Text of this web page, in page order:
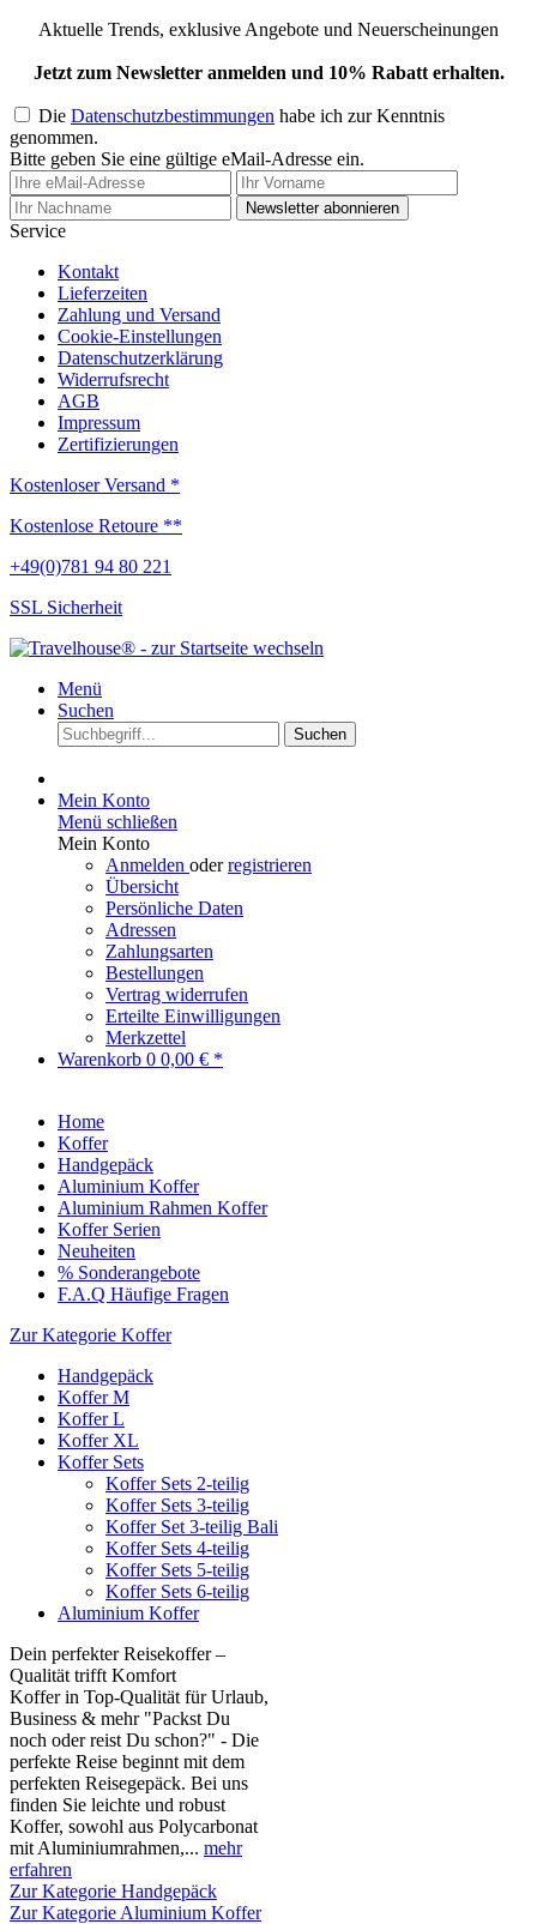
Aktuelle Trends, exklusive Angebote und Neuerscheinungen
Jetzt zum Newsletter anmelden und 10% Rabatt erhalten.
Die Datenschutzbestimmungen habe ich zur Kenntnis
genommen.
Bitte geben Sie eine gültige eMail-Adresse ein.
Newsletter abonnieren
Service
Kontakt
Lieferzeiten
Zahlung und Versand
Cookie-Einstellungen
Datenschutzerklärung
Widerrufsrecht
AGB
Impressum
Zertifizierungen
Kostenloser Versand *
Kostenlose Retoure **
+49(0)781 94 80 221
SSL Sicherheit
Menü
Suchen
Suchen
Mein Konto
Menü schließen
Mein Konto
Anmelden oderregistrieren
Übersicht
Persönliche Daten
Adressen
Zahlungsarten
Bestellungen
Vertrag widerrufen
Erteilte Einwilligungen
Merkzettel
Warenkorb 0 0,00 € *
Home
Koffer
Handgepäck
Aluminium Koffer
Aluminium Rahmen Koffer
Koffer Serien
Neuheiten
% Sonderangebote
F.A.Q Häufige Fragen
Zur Kategorie Koffer
Handgepäck
Koffer M
Koffer L
Koffer XL
Koffer Sets
Koffer Sets 2-teilig
Koffer Sets 3-teilig
Koffer Set 3-teilig Bali
Koffer Sets 4-teilig
Koffer Sets 5-teilig
Koffer Sets 6-teilig
Aluminium Koffer
Dein perfekter Reisekoffer –
Qualität trifft Komfort
Koffer in Top-Qualität für Urlaub,
Business & mehr "Packst Du
noch oder reist Du schon?" - Die
perfekte Reise beginnt mit dem
perfekten Reisegepäck. Bei uns
finden Sie leichte und robust
Koffer, sowohl aus Polycarbonat
mit Aluminiumrahmen,... mehr
erfahren
Zur Kategorie Handgepäck
Zur Kategorie Aluminium Koffer